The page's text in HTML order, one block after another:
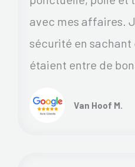
avec mes affaires.
sécurité en sachant
étaient entre de
Van Hoof M.